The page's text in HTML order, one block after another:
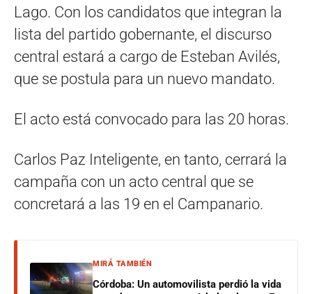
Lago. Con los candidatos que integran la
lista del partido gobernante, el discurso
central estará a cargo de Esteban Avilés,
que se postula para un nuevo mandato.
El acto está convocado para las 20 horas.
Carlos Paz Inteligente, en tanto, cerrará la
campaña con un acto central que se
concretará a las 19 en el Campanario.
MIRÁ TAMBIÉN
Córdoba: Un automovilista perdió la vida